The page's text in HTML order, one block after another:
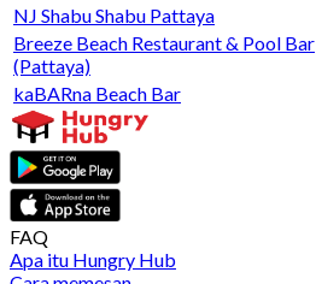
NJ Shabu Shabu Pattaya
Breeze Beach Restaurant & Pool Bar
(Pattaya)
kaBARna Beach Bar
FAQ
Apa itu Hungry Hub